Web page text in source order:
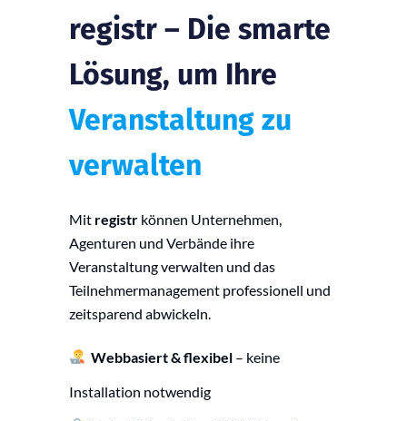
registr – Die smarte
Lösung, um Ihre
Veranstaltung zu
verwalten
Mit registrkönnen Unternehmen,
Agenturen und Verbände ihre
Veranstaltung verwalten und das
Teilnehmermanagement professionell und
zeitsparend abwickeln.
Webbasiert & flexibel – keine
Installation notwendig